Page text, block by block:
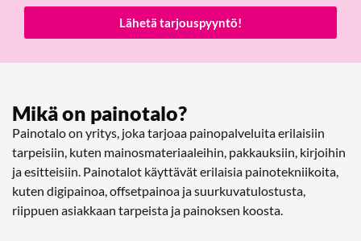
Lähetä tarjouspyyntö!
Mikä on painotalo?
Painotalo on yritys, joka tarjoaa painopalveluita erilaisiin
tarpeisiin, kuten mainosmateriaaleihin, pakkauksiin, kirjoihin
ja esitteisiin. Painotalot käyttävät erilaisia painotekniikoita,
kuten digipainoa, offsetpainoa ja suurkuvatulostusta,
riippuen asiakkaan tarpeista ja painoksen koosta.